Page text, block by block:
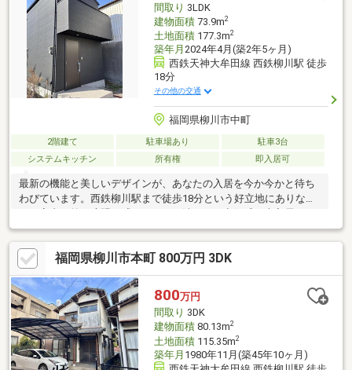
間取り 3LDK
建物面積73.9m2
土地面積177.3m2
築年月 2024年4月(築2年5ヶ月)
西鉄天神大牟田線 西鉄柳川駅 徒歩
18分
その他の交通
福岡県柳川市中町
2階建て 駐車場あり
駐車3台
システムキッチン
所有権 即入居可
最新の機能と美しいデザインが、あなたの入居を今か今かと待ち
わびています。西鉄柳川駅まで徒歩18分という好立地にありなが
らこそ味わえる「自分たちが最初の住人になる」という高揚感
を、中町で手に入れませんか。
福岡県柳川市本町 800万円 3DK
800万円
間取り 3DK
建物面積80.13m2
土地面積115.35m2
築年月 1980年11月(築45年10ヶ月)